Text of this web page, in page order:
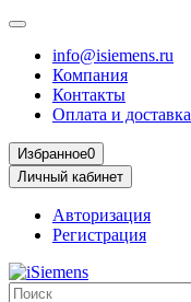
info@isiemens.ru
Компания
Контакты
Оплата и доставка
Избранное0
Личный кабинет
Авторизация
Регистрация